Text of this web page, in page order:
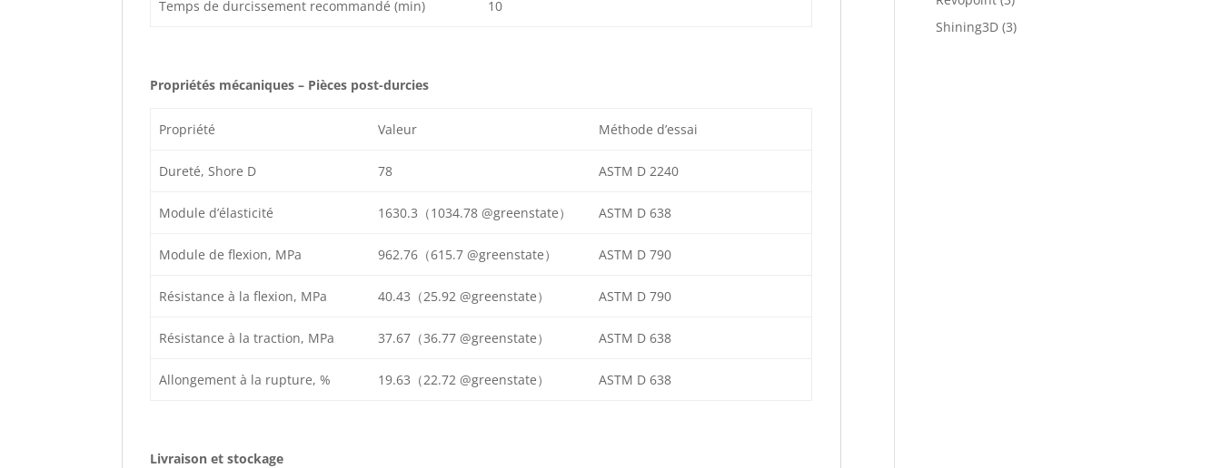
Temps de durcissement recommandé (min) 10
Propriétés mécaniques – Pièces post-durcies
Propriété Valeur Méthode d’essai
Dureté, Shore D 78 ASTM D 2240
Module d’élasticité 1630.3（1034.78 @greenstate） ASTM D 638
Module de flexion, MPa 962.76（615.7 @greenstate） ASTM D 790
Résistance à la flexion, MPa 40.43（25.92 @greenstate） ASTM D 790
Résistance à la traction, MPa 37.67（36.77 @greenstate） ASTM D 638
Allongement à la rupture, % 19.63（22.72 @greenstate） ASTM D 638
Livraison et stockage
Shining3D (3)